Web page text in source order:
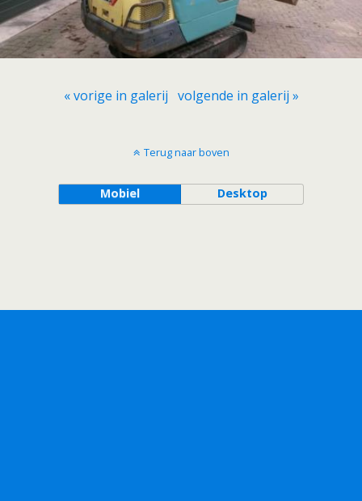
« vorige in galerij volgende in galerij »
Terug naar boven
Mobiel Desktop